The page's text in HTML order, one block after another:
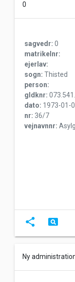
0
sagvedr: 0
matrikelnr:
ejerlav:
sogn: Thisted
person:
gldknr: 073.541.
dato: 1973-01-
nr: 36/7
vejnavnnr:
share pageview
Ny